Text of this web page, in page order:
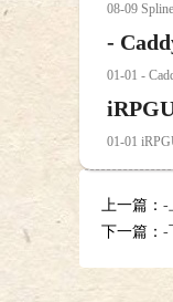
08-09
-
01-01 -
01-01
上一篇： -
下一篇： -